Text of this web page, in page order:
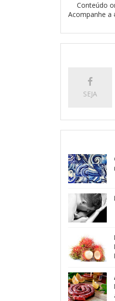
Conteúdo
Acompanhe a
SEJA